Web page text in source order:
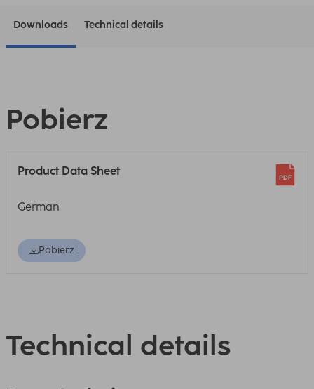
Downloads Technical details
Pobierz
Product Data Sheet
German
Pobierz
Technical details